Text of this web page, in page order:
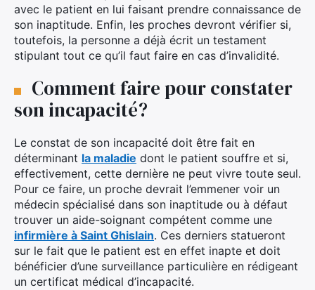
avec le patient en lui faisant prendre connaissance de
son inaptitude. Enfin, les proches devront vérifier si,
toutefois, la personne a déjà écrit un testament
stipulant tout ce qu’il faut faire en cas d’invalidité.
Comment faire pour constater
son incapacité?
Le constat de son incapacité doit être fait en
déterminant la maladie dont le patient souffre et si,
effectivement, cette dernière ne peut vivre toute seul.
Pour ce faire, un proche devrait l’emmener voir un
médecin spécialisé dans son inaptitude ou à défaut
trouver un aide-soignant compétent comme une
infirmière à Saint Ghislain. Ces derniers statueront
sur le fait que le patient est en effet inapte et doit
bénéficier d’une surveillance particulière en rédigeant
un certificat médical d’incapacité.